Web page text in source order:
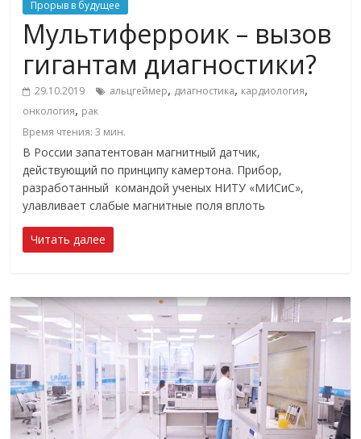
Прорыв в будущее
Мультиферроик – вызов
гигантам диагностики?
29.10.2019 альцгеймер, диагностика, кардиология,
онкология, рак
Время чтения:3 мин.
В России запатентован магнитный датчик,
действующий по принципу камертона. Прибор,
разработанный командой ученых НИТУ «МИСиС»,
улавливает слабые магнитные поля вплоть
Читать далее